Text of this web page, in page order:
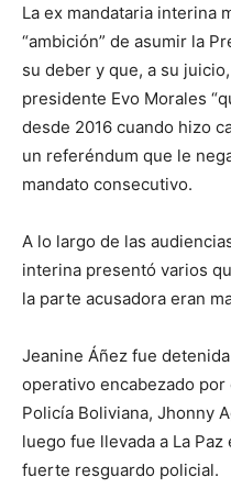
La ex mandataria interina
“ambición” de asumir la
su deber y que, a su
presidente Evo Morales
desde 2016 cuando hizo
un referéndum que le
mandato consecutivo.
A lo largo de las
interina presentó varios
la parte acusadora eran
Jeanine Áñez fue
operativo encabezado
Policía Boliviana, Jhonny
luego fue llevada a La
fuerte resguardo policial.